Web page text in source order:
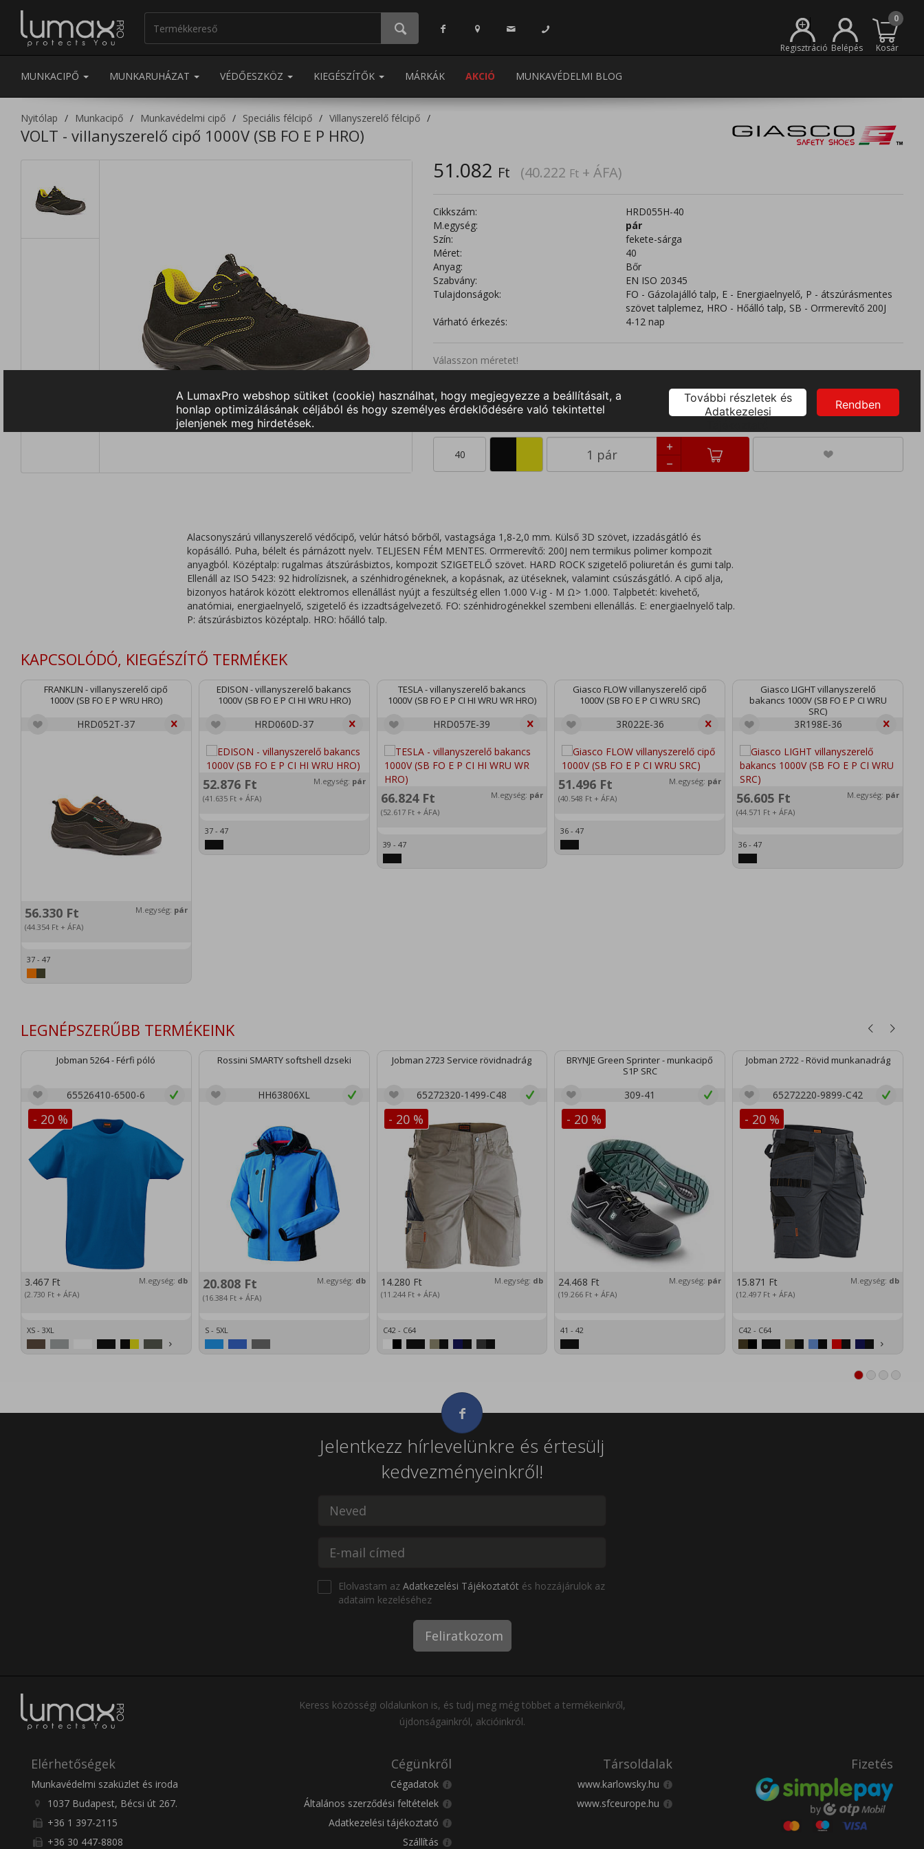
+
Regisztráció Belépés
0
Kosár
MUNKACIPŐ MUNKARUHÁZAT VÉDŐESZKÖZ KIEGÉSZÍTŐK MÁRKÁK AKCIÓ MUNKAVÉDELMI BLOG
Nyitólap Munkacipő Munkavédelmi cipő Speciális félcipő Villanyszerelő félcipő
VOLT - villanyszerelő cipő 1000V (SB FO E P HRO)
51.082 Ft (40.222 Ft + ÁFA)
Cikkszám:
HRD055H-40
M.egység:
pár
Szín:
fekete-sárga
Méret:
40
Anyag:
Bőr
Szabvány:
EN ISO 20345
Tulajdonságok:
FO - Gázolajálló talp, E - Energiaelnyelő, P - átszúrásmentes
szövet talplemez, HRO - Hőálló talp, SB - Orrmerevítő 200J
Várható érkezés:
4-12 nap
Válasszon méretet!
43 46 47
40
Alacsonyszárú villanyszerelő védőcipő, velúr hátsó bőrből, vastagsága 1,8-2,0 mm. Külső 3D szövet, izzadásgátló és
kopásálló. Puha, bélelt és párnázott nyelv. TELJESEN FÉM MENTES. Orrmerevítő: 200J nem termikus polimer kompozit
anyagból. Középtalp: rugalmas átszúrásbiztos, kompozit SZIGETELŐ szövet. HARD ROCK szigetelő poliuretán és gumi talp.
Ellenáll az ISO 5423: 92 hidrolízisnek, a szénhidrogéneknek, a kopásnak, az ütéseknek, valamint csúszásgátló. A cipő alja,
bizonyos határok között elektromos ellenállást nyújt a feszültség ellen 1.000 V-ig - M Ω> 1.000. Talpbetét: kivehető,
anatómiai, energiaelnyelő, szigetelő és izzadtságelvezető. FO: szénhidrogénekkel szembeni ellenállás. E: energiaelnyelő talp.
P: átszúrásbiztos középtalp. HRO: hőálló talp.
KAPCSOLÓDÓ, KIEGÉSZÍTŐ TERMÉKEK
FRANKLIN - villanyszerelő cipő
1000V (SB FO E P WRU HRO)
HRD052T-37
56.330 Ft
(44.354 Ft + ÁFA)
M.egység: pár
37 - 47
EDISON - villanyszerelő bakancs
1000V (SB FO E P CI HI WRU HRO)
HRD060D-37
52.876 Ft
(41.635 Ft+ ÁFA)
M.egység: pár
37 - 47
TESLA - villanyszerelő bakancs
1000V (SB FO E P CI HI WRU WR HRO)
HRD057E-39
66.824 Ft
(52.617 Ft+ ÁFA)
M.egység: pár
39 - 47
Giasco FLOW villanyszerelő cipő
1000V (SB FO E P CI WRU SRC)
3R022E-36
51.496 Ft
(40.548 Ft + ÁFA)
M.egység: pár
36 - 47
Giasco LIGHT villanyszerelő
bakancs 1000V (SB FO E P CI WRU
SRC)
3R198E-36
56.605 Ft
(44.571 Ft + ÁFA)
M.egység: pár
36 - 47
LEGNÉPSZERŰBB TERMÉKEINK
Jobman 5264 - Férfi póló
65526410-6500-6
- 20 %
3.467 Ft
(2.730 Ft + ÁFA)
M.egység: db
XS - 3XL
Rossini SMARTY softshell dzseki
HH63806XL
20.808 Ft
(16.384 Ft+ ÁFA)
M.egység: db
S - 5XL
Jobman 2723 Service rövidnadrág
65272320-1499-C48
- 20 %
14.280 Ft
(11.244 Ft+ ÁFA)
M.egység: db
C42 - C64
BRYNJE Green Sprinter - munkacipő
S1P SRC
309-41
- 20 %
24.468 Ft
(19.266 Ft + ÁFA)
M.egység: pár
41 - 42
Jobman 2722 - Rövid munkanadrág
65272220-9899-C42
- 20 %
15.871 Ft
(12.497 Ft + ÁFA)
M.egység: db
C42 - C64
Jelentkezz hírlevelünkre és értesülj
kedvezményeinkről!
Elolvastam az Adatkezelési Tájékoztatót és hozzájárulok az
adataim kezeléséhez
Feliratkozom
Keress közösségi oldalunkon is, és tudj meg még többet a termékeinkről,
újdonságainkról, akcióinkról.
Elérhetőségek
Munkavédelmi szaküzlet és iroda
1037 Budapest, Bécsi út 267.
+36 1 397-2115
+36 30 447-8808
Cégünkről
Cégadatok
Általános szerződési feltételek
Adatkezelési tájékoztató
Szállítás
Társoldalak
www.karlowsky.hu
www.sfceurope.hu
Fizetés